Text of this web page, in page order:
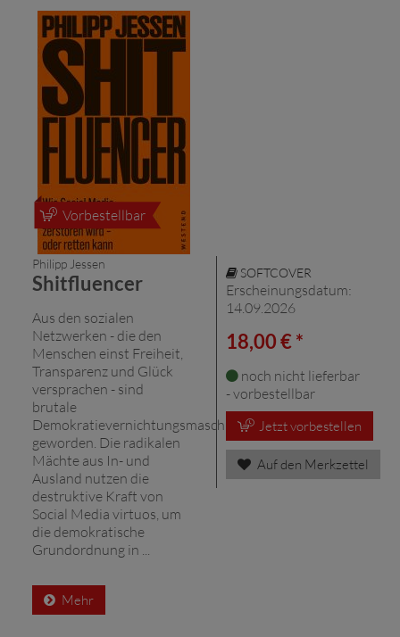
Vorbestellbar
Philipp Jessen
Shitfluencer
Aus den sozialen
Netzwerken - die den
Menschen einst Freiheit,
Transparenz und Glück
versprachen - sind
brutale
Demokratievernichtungsmaschinen
geworden. Die radikalen
Mächte aus In- und
Ausland nutzen die
destruktive Kraft von
Social Media virtuos, um
die demokratische
Grundordnung in ...
Mehr
SOFTCOVER
Erscheinungsdatum:
14.09.2026
18,00 € *
noch nicht lieferbar
- vorbestellbar
Jetzt vorbestellen
Auf den Merkzettel